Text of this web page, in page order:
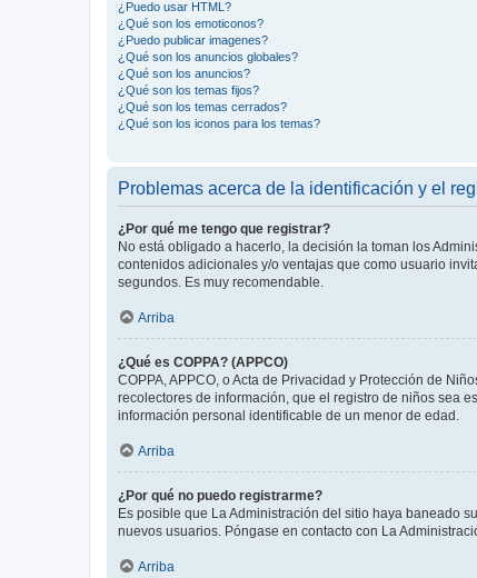
¿Puedo usar HTML?
¿Qué son los emoticonos?
¿Puedo publicar imagenes?
¿Qué son los anuncios globales?
¿Qué son los anuncios?
¿Qué son los temas fijos?
¿Qué son los temas cerrados?
¿Qué son los iconos para los temas?
Problemas acerca de la identificación y el
¿Por qué me tengo que registrar?
No está obligado a hacerlo, la decisión la toman los
contenidos adicionales y/o ventajas que como usuario
segundos. Es muy recomendable.
Arriba
¿Qué es COPPA? (APPCO)
COPPA, APPCO, o Acta de Privacidad y Protección de
recolectores de información, que el registro de niños sea
información personal identificable de un menor de edad.
Arriba
¿Por qué no puedo registrarme?
Es posible que La Administración del sitio haya baneado
nuevos usuarios. Póngase en contacto con La
Arriba